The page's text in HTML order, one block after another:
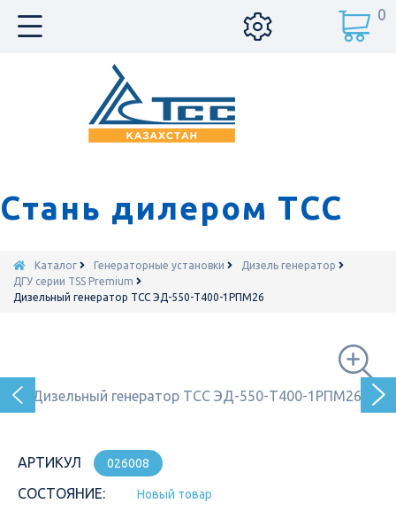
Стань дилером ТСС
0
Каталог Генераторные установки
Дизель генератор
ДГУ серии TSS Premium
Дизельный генератор ТСС ЭД-550-Т400-1РПМ26
АРТИКУЛ 026008
СОСТОЯНИЕ: Новый товар